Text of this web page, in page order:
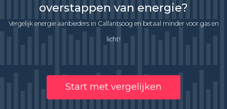
overstappen van energie?
Vergelijk energie aanbieders in Callantsoog en betaal minder voor gas en
licht!
Start met vergelijken